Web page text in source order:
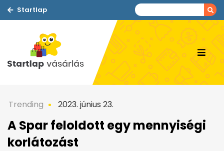
Startlap
Trending 2023. június 23.
A Spar feloldott egy mennyiségi
korlátozást